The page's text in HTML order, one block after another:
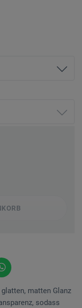
matten Glanz
sodass